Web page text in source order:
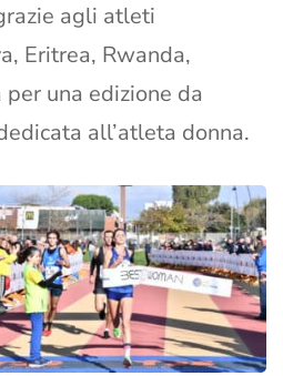
agli atleti
Eritrea, Rwanda,
una edizione da
all’atleta donna.